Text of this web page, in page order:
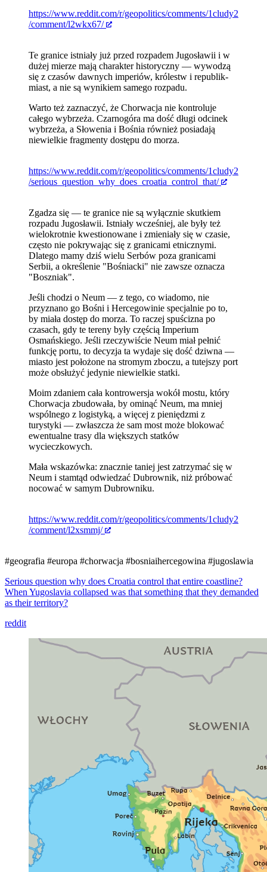
https://www.reddit.com/r/geopolitics/comments/1cludy2
/comment/l2wkx67/
Te granice istniały już przed rozpadem Jugosławii i w
dużej mierze mają charakter historyczny — wywodzą
się z czasów dawnych imperiów, królestw i republik-
miast, a nie są wynikiem samego rozpadu.
Warto też zaznaczyć, że Chorwacja nie kontroluje
całego wybrzeża. Czarnogóra ma dość długi odcinek
wybrzeża, a Słowenia i Bośnia również posiadają
niewielkie fragmenty dostępu do morza.
https://www.reddit.com/r/geopolitics/comments/1cludy2
/serious_question_why_does_croatia_control_that/
Zgadza się — te granice nie są wyłącznie skutkiem
rozpadu Jugosławii. Istniały wcześniej, ale były też
wielokrotnie kwestionowane i zmieniały się w czasie,
często nie pokrywając się z granicami etnicznymi.
Dlatego mamy dziś wielu Serbów poza granicami
Serbii, a określenie "Bośniacki" nie zawsze oznacza
"Boszniak".
Jeśli chodzi o Neum — z tego, co wiadomo, nie
przyznano go Bośni i Hercegowinie specjalnie po to,
by miała dostęp do morza. To raczej spuścizna po
czasach, gdy te tereny były częścią Imperium
Osmańskiego. Jeśli rzeczywiście Neum miał pełnić
funkcję portu, to decyzja ta wydaje się dość dziwna —
miasto jest położone na stromym zboczu, a tutejszy port
może obsłużyć jedynie niewielkie statki.
Moim zdaniem cała kontrowersja wokół mostu, który
Chorwacja zbudowała, by ominąć Neum, ma mniej
wspólnego z logistyką, a więcej z pieniędzmi z
turystyki — zwłaszcza że sam most może blokować
ewentualne trasy dla większych statków
wycieczkowych.
Mała wskazówka: znacznie taniej jest zatrzymać się w
Neum i stamtąd odwiedzać Dubrownik, niż próbować
nocować w samym Dubrowniku.
https://www.reddit.com/r/geopolitics/comments/1cludy2
/comment/l2xsmmj/
#geografia #europa #chorwacja #bosniaihercegowina #jugoslawia
Serious question why does Croatia control that entire coastline?
When Yugoslavia collapsed was that something that they demanded
as their territory?
reddit